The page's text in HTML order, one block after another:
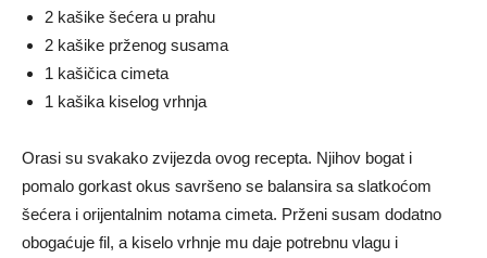
2 kašike šećera u prahu
2 kašike prženog susama
1 kašičica cimeta
1 kašika kiselog vrhnja
Orasi su svakako zvijezda ovog recepta. Njihov bogat i
pomalo gorkast okus savršeno se balansira sa slatkoćom
šećera i orijentalnim notama cimeta. Prženi susam dodatno
obogaćuje fil, a kiselo vrhnje mu daje potrebnu vlagu i